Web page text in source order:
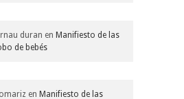
duran en Manifiesto de las
de bebés
en Manifiesto de las